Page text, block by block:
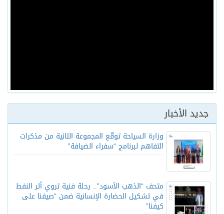
جديد الأخبار
وزارة السياحة توقّع المجموعة الثانية من مذكرات
التفاهم لبرنامج “سفراء الضيافة”
متحف “الذهب الأسود”.. رحلة فنية تروي أثر النفط
في تشكيل الحضارة الإنسانية ضمن “صيفنا على
كيفنا”